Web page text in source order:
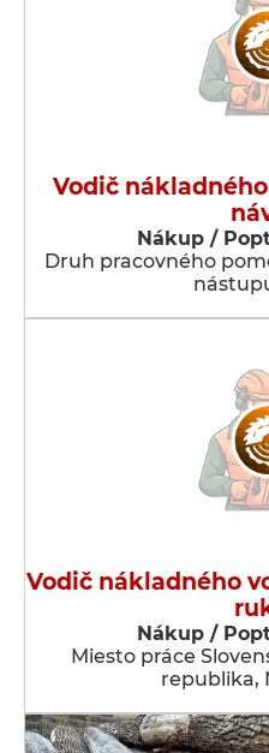
Vodič
Nákup /
Druh pracovného
Vodič nákladného
Nákup /
Miesto práce
republika,